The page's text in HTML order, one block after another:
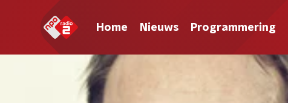
Home Nieuws Programmering